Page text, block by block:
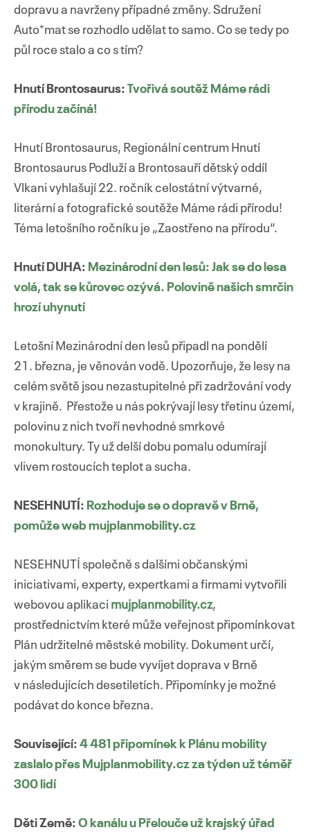
dopravu a navrženy případné změny. Sdružení
Auto*mat se rozhodlo udělat to samo. Co se tedy po
půl roce stalo a co s tím?
Hnutí Brontosaurus: Tvořivá soutěž Máme rádi
přírodu začíná!
Hnutí Brontosaurus, Regionální centrum Hnutí
Brontosaurus Podluží a Brontosauří dětský oddíl
Vlkani vyhlašují 22. ročník celostátní výtvarné,
literární a fotografické soutěže Máme rádi přírodu!
Téma letošního ročníku je „Zaostřeno na přírodu“.
Hnutí DUHA: Mezinárodní den lesů: Jak se do lesa
volá, tak se kůrovec ozývá. Polovině našich smrčin
hrozí uhynutí
Letošní Mezinárodní den lesů připadl na pondělí
21. března, je věnován vodě. Upozorňuje, že lesy na
celém světě jsou nezastupitelné při zadržování vody
v krajině. Přestože u nás pokrývají lesy třetinu území,
polovinu z nich tvoří nevhodné smrkové
monokultury. Ty už delší dobu pomalu odumírají
vlivem rostoucích teplot a sucha.
NESEHNUTÍ: Rozhoduje se o dopravě v Brně,
pomůže web mujplanmobility.cz
NESEHNUTÍ společně s dalšími občanskými
iniciativami, experty, expertkami a firmami vytvořili
webovou aplikaci mujplanmobility.cz,
prostřednictvím které může veřejnost připomínkovat
Plán udržitelné městské mobility. Dokument určí,
jakým směrem se bude vyvíjet doprava v Brně
v následujících desetiletích. Připomínky je možné
podávat do konce března.
Související: 4 481 připomínek k Plánu mobility
zaslalo přes Mujplanmobility.cz za týden už téměř
300 lidí
Děti Země: O kanálu u Přelouče už krajský úřad